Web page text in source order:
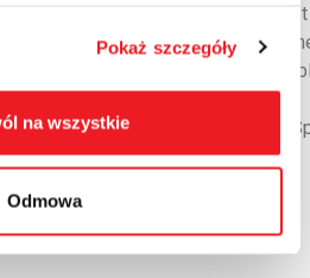
Pokaż szczegóły
na wszystkie
Odmowa
Toilet
for
WiFi